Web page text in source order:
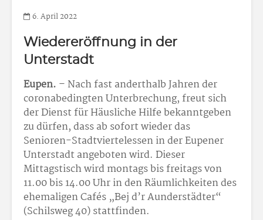
6. April 2022
Wiedereröffnung in der
Unterstadt
Eupen. – Nach fast anderthalb Jahren der
coronabedingten Unterbrechung, freut sich
der Dienst für Häusliche Hilfe bekanntgeben
zu dürfen, dass ab sofort wieder das
Senioren-Stadtviertelessen in der Eupener
Unterstadt angeboten wird. Dieser
Mittagstisch wird montags bis freitags von
11.00 bis 14.00 Uhr in den Räumlichkeiten des
ehemaligen Cafés „Bej d’r Aunderstädter“
(Schilsweg 40) stattfinden.